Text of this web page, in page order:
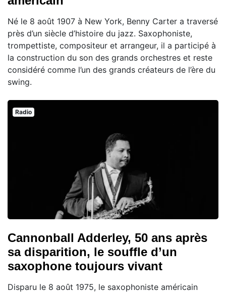
Né le 8 août 1907 à New York, Benny Carter a traversé
près d’un siècle d’histoire du jazz. Saxophoniste,
trompettiste, compositeur et arrangeur, il a participé à
la construction du son des grands orchestres et reste
considéré comme l’un des grands créateurs de l’ère du
swing.
Radio
Cannonball Adderley, 50 ans après
sa disparition, le souffle d’un
saxophone toujours vivant
Disparu le 8 août 1975, le saxophoniste américain